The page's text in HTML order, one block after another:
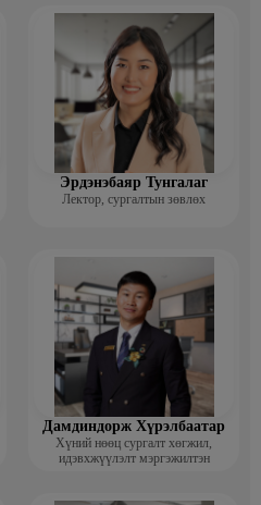
Эрдэнэбаяр Тунгалаг
Лектор, сургалтын зөвлөх
Дамдиндорж Хүрэлбаатар
Хүний нөөц сургалт хөгжил,
идэвхжүүлэлт мэргэжилтэн